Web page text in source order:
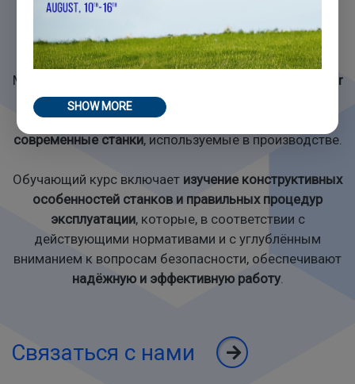
адаптированные под их конкретные потребности.
Мы всегда рады видеть наших клиентов в офисах
Sir
Meccanica, где мы с гордостью демонстрируем
профессионализм нашей команды
современные станки, используемые в производстве.
Обучающий курс включает изучение конструктивных
особенностей станков и правильных процедур
эксплуатации, которые, в соответствии с
действующими нормативами и с углублённым
вниманием к вопросам безопасности, обеспечивают
надёжную и эффективную работу.
Cвязаться с нами
SHOW MORE